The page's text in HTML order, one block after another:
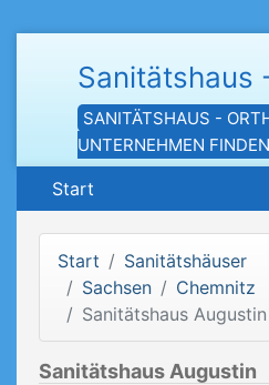
Sanitätshaus
SANITÄTSHAUS -
UNTERNEHMEN FINDEN
Start
Start
Sanitätshäuser
Sachsen
Chemnitz
Sanitätshaus Augustin
Sanitätshaus Augustin